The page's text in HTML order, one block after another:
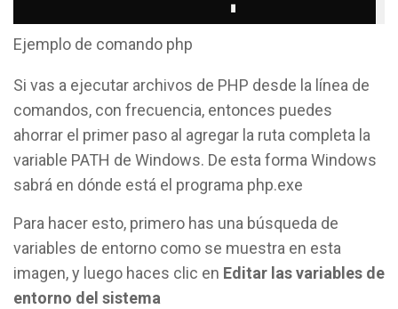
Ejemplo de comando php
Si vas a ejecutar archivos de PHP desde la línea de
comandos, con frecuencia, entonces puedes
ahorrar el primer paso al agregar la ruta completa la
variable PATH de Windows. De esta forma Windows
sabrá en dónde está el programa php.exe
Para hacer esto, primero has una búsqueda de
variables de entorno como se muestra en esta
imagen, y luego haces clic en Editar las variables de
entorno del sistema